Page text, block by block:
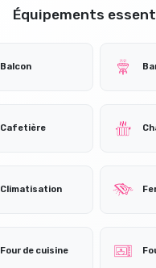
Équipements
Balcon
Cafetière
Climatisation
Four de cuisine